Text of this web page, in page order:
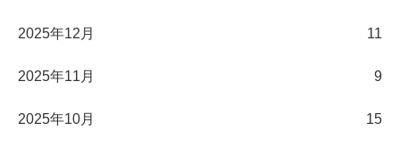
2025年12月 11
2025年11月 9
2025年10月 15